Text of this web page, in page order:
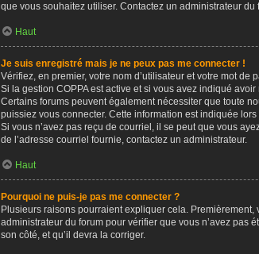
que vous souhaitez utiliser. Contactez un administrateur du
Haut
Je suis enregistré mais je ne peux pas me connecter !
Vérifiez, en premier, votre nom d’utilisateur et votre mot de
Si la gestion COPPA est active et si vous avez indiqué
Certains forums peuvent également nécessiter que toute
puissiez vous connecter. Cette information est indiquée
Si vous n’avez pas reçu de courriel, il se peut que vous
de l’adresse courriel fournie, contactez un administrateur.
Haut
Pourquoi ne puis-je pas me connecter ?
Plusieurs raisons pourraient expliquer cela. Premièrement,
administrateur du forum pour vérifier que vous n’avez pas
son côté, et qu’il devra la corriger.